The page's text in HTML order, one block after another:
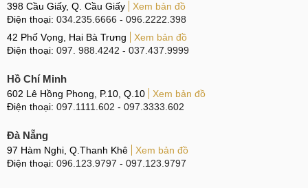
398 Cầu Giấy, Q. Cầu Giấy
Xem bản đồ
Điện thoại: 034.235.6666 - 096.2222.398
42 Phố Vọng, Hai Bà Trưng
Xem bản đồ
Điện thoại: 097. 988.4242 - 037.437.9999
Hồ Chí Minh
602 Lê Hồng Phong, P.10, Q.10
Xem bản đồ
Điện thoại: 097.1111.602 - 097.3333.602
Đà Nẵng
97 Hàm Nghi, Q.Thanh Khê
Xem bản đồ
Điện thoại: 096.123.9797 - 097.123.9797